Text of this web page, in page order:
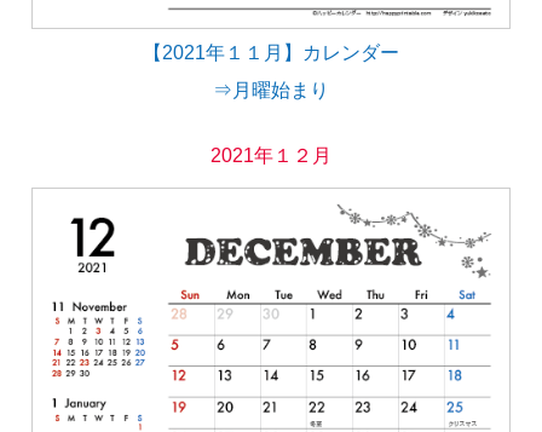
【2021年１１月】カレンダー
⇒月曜始まり
2021年１２月